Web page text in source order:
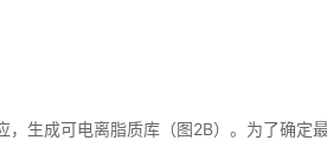
生成可电离脂质库（图2B）。为了确定